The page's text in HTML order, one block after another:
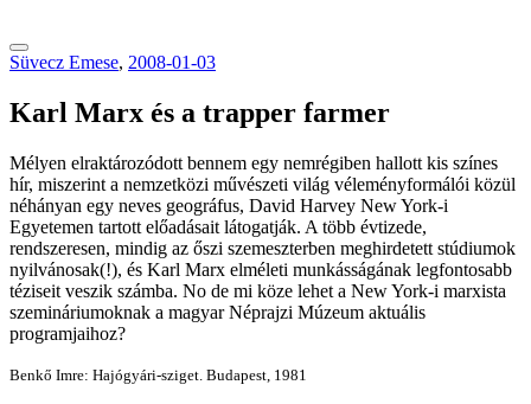
Süvecz Emese, 2008-01-03
Karl Marx és a trapper farmer
Mélyen elraktározódott bennem egy nemrégiben hallott kis színes
hír, miszerint a nemzetközi művészeti világ véleményformálói közül
néhányan egy neves geográfus, David Harvey New York-i
Egyetemen tartott előadásait látogatják. A több évtizede,
rendszeresen, mindig az őszi szemeszterben meghirdetett stúdiumok
nyilvánosak(!), és Karl Marx elméleti munkásságának legfontosabb
téziseit veszik számba. No de mi köze lehet a New York-i marxista
szemináriumoknak a magyar Néprajzi Múzeum aktuális
programjaihoz?
Benkő Imre: Hajógyári-sziget. Budapest, 1981